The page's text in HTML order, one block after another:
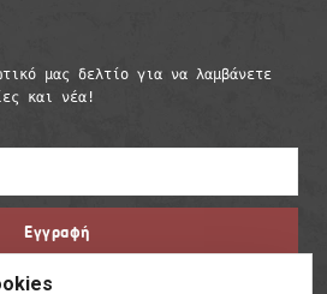
μας δελτίο για να λαμβάνετε
και νέα!
Εγγραφή